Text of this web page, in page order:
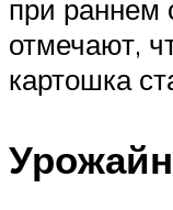
при раннем
отмечают,
картошка